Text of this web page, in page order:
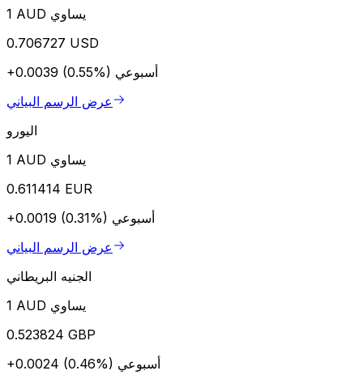
1 AUD يساوي
0.706727 USD
+0.0039 (0.55%) أسبوعي
عرض الرسم البياني
اليورو
1 AUD يساوي
0.611414 EUR
+0.0019 (0.31%) أسبوعي
عرض الرسم البياني
الجنيه البريطاني
1 AUD يساوي
0.523824 GBP
+0.0024 (0.46%) أسبوعي